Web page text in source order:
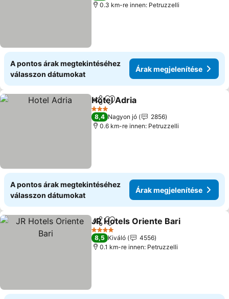
0.3 km-re innen: Petruzzelli
A pontos árak megtekintéséhez
válasszon dátumokat
Árak megjelenítése
MegosztásHozzáadás a kedvencekhez
Hotel Adria
3 Kategória
8,4 Nagyon jó
2856
0.6 km-re innen: Petruzzelli
A pontos árak megtekintéséhez
válasszon dátumokat
Árak megjelenítése
Megosztás
Hozzáadás a kedvencekhez
JR Hotels Oriente Bari
4 Kategória
8,5 Kiváló
4556
0.1 km-re innen: Petruzzelli